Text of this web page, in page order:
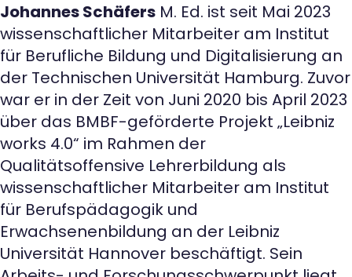
Johannes Schäfers M. Ed. ist seit Mai 2023
wissenschaftlicher Mitarbeiter am Institut
für Berufliche Bildung und Digitalisierung an
der Technischen Universität Hamburg. Zuvor
war er in der Zeit von Juni 2020 bis April 2023
über das BMBF-geförderte Projekt „Leibniz
works 4.0“ im Rahmen der
Qualitätsoffensive Lehrerbildung als
wissenschaftlicher Mitarbeiter am Institut
für Berufspädagogik und
Erwachsenenbildung an der Leibniz
Universität Hannover beschäftigt. Sein